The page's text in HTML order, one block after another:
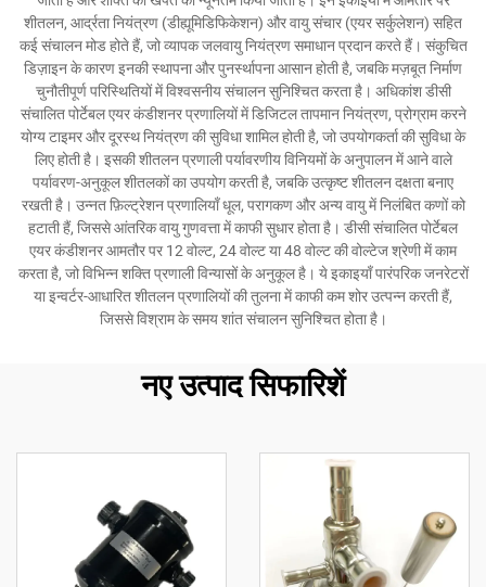
शीतलन, आर्द्रता नियंत्रण (डीह्यूमिडिफिकेशन) और वायु संचार (एयर सर्कुलेशन) सहित
कई संचालन मोड होते हैं, जो व्यापक जलवायु नियंत्रण समाधान प्रदान करते हैं। संकुचित
डिज़ाइन के कारण इनकी स्थापना और पुनर्स्थापना आसान होती है, जबकि मज़बूत निर्माण
चुनौतीपूर्ण परिस्थितियों में विश्वसनीय संचालन सुनिश्चित करता है। अधिकांश डीसी
संचालित पोर्टेबल एयर कंडीशनर प्रणालियों में डिजिटल तापमान नियंत्रण, प्रोग्राम करने
योग्य टाइमर और दूरस्थ नियंत्रण की सुविधा शामिल होती है, जो उपयोगकर्ता की सुविधा के
लिए होती है। इसकी शीतलन प्रणाली पर्यावरणीय विनियमों के अनुपालन में आने वाले
पर्यावरण-अनुकूल शीतलकों का उपयोग करती है, जबकि उत्कृष्ट शीतलन दक्षता बनाए
रखती है। उन्नत फ़िल्ट्रेशन प्रणालियाँ धूल, परागकण और अन्य वायु में निलंबित कणों को
हटाती हैं, जिससे आंतरिक वायु गुणवत्ता में काफी सुधार होता है। डीसी संचालित पोर्टेबल
एयर कंडीशनर आमतौर पर 12 वोल्ट, 24 वोल्ट या 48 वोल्ट की वोल्टेज श्रेणी में काम
करता है, जो विभिन्न शक्ति प्रणाली विन्यासों के अनुकूल है। ये इकाइयाँ पारंपरिक जनरेटरों
या इन्वर्टर-आधारित शीतलन प्रणालियों की तुलना में काफी कम शोर उत्पन्न करती हैं,
जिससे विश्राम के समय शांत संचालन सुनिश्चित होता है।
नए उत्पाद सिफारिशें